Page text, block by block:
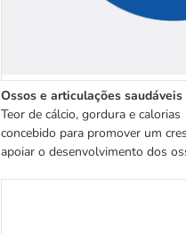
Ossos e articulações saudáveis
Teor de cálcio, gordura e
concebido para promover um
apoiar o desenvolvimento dos